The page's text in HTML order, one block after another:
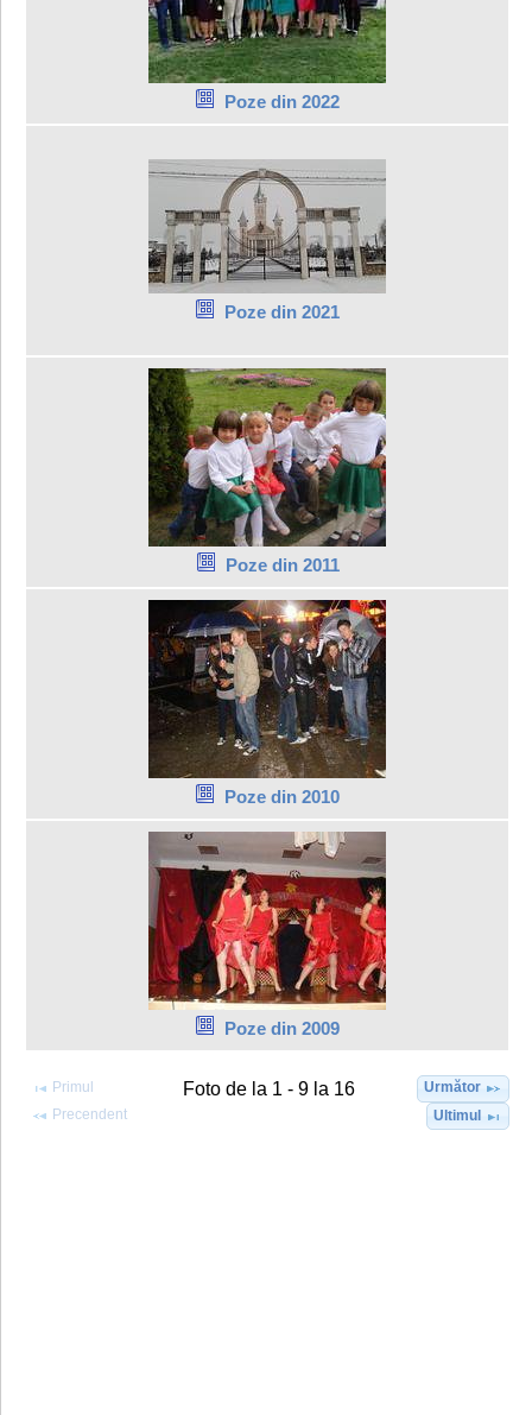
Poze din 2022
Poze din 2021
Poze din 2011
Poze din 2010
Poze din 2009
Primul
Precendent
Foto de la 1 - 9 la 16
Următor
Ultimul